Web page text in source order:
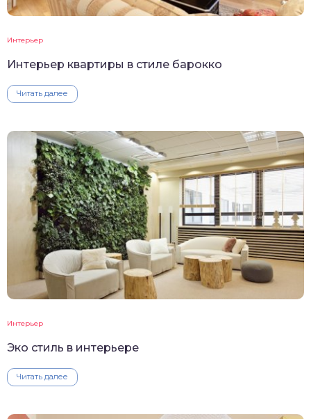
Интерьер
Интерьер квартиры в стиле барокко
Читать далее
Интерьер
Эко стиль в интерьере
Читать далее